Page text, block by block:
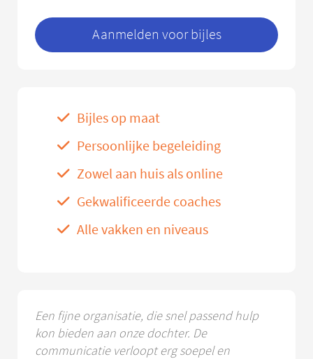
Aanmelden voor bijles
Bijles op maat
Persoonlijke begeleiding
Zowel aan huis als online
Gekwalificeerde coaches
Alle vakken en niveaus
Een fijne organisatie, die snel passend hulp
kon bieden aan onze dochter. De
communicatie verloopt erg soepel en